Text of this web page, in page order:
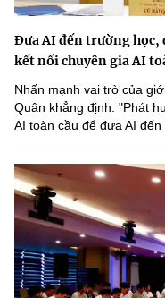
Đưa AI đến trường học,
kết nối chuyên gia AI
Nhấn mạnh vai trò của
Quân khẳng định: "Phát
AI toàn cầu để đưa AI